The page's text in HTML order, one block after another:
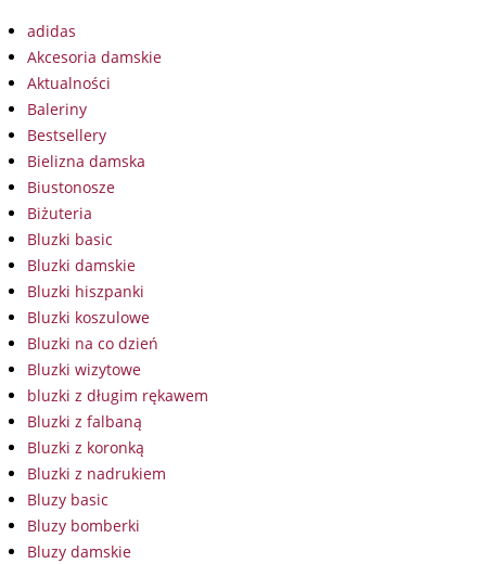
adidas
Akcesoria damskie
Aktualności
Baleriny
Bestsellery
Bielizna damska
Biustonosze
Biżuteria
Bluzki basic
Bluzki damskie
Bluzki hiszpanki
Bluzki koszulowe
Bluzki na co dzień
Bluzki wizytowe
bluzki z długim rękawem
Bluzki z falbaną
Bluzki z koronką
Bluzki z nadrukiem
Bluzy basic
Bluzy bomberki
Bluzy damskie